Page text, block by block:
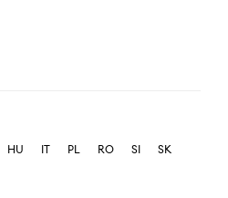
HU IT PL RO SI
SK